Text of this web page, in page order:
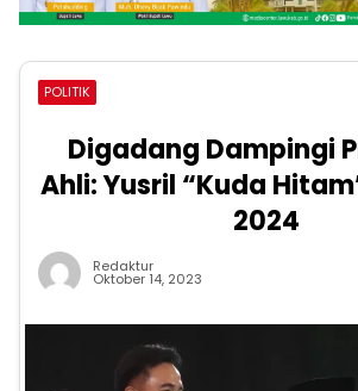
POLITIK
Digadang Dampingi
Ahli: Yusril “Kuda
2024
Redaktur
Oktober 14, 2023